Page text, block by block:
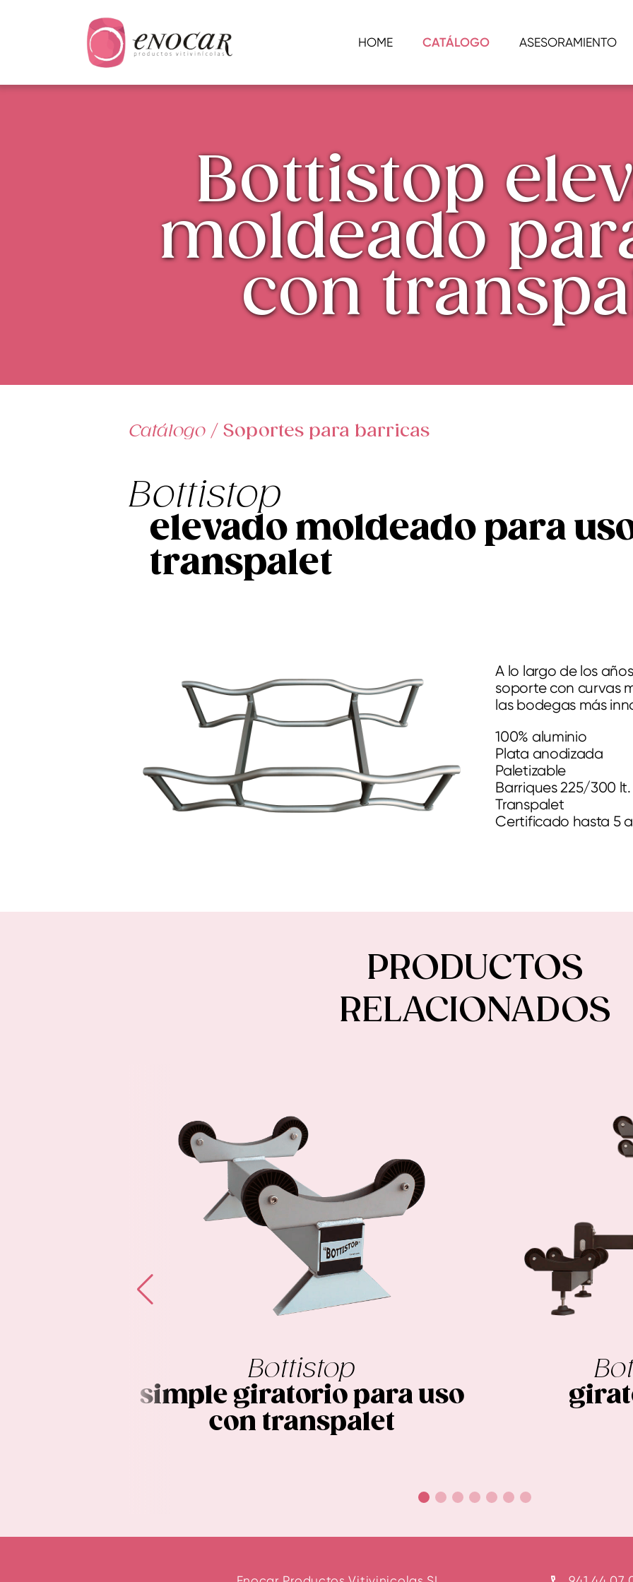
HOME CATÁLOGO ASESORAMIENTO
Bottistop
moldeado
con
Catálogo / Soportes para barricas
Bottistop
elevado moldeado para
transpalet
A lo largo de los
soporte con curvas
las bodegas más
100% aluminio
Plata anodizada
Paletizable
Barriques 225/300
Transpalet
Certificado hasta 5
PRODUCTOS
RELACIONADOS
Bottistop
simple giratorio para uso
con transpalet